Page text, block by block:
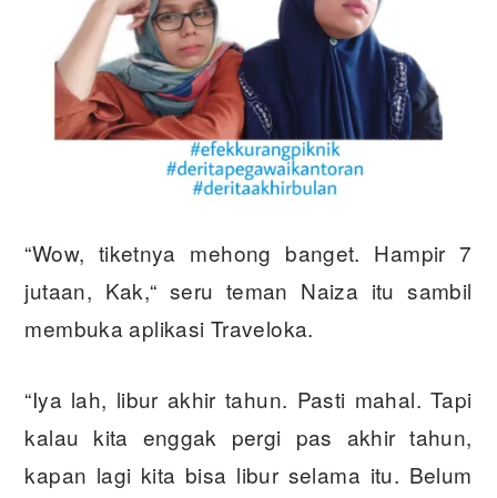
“Wow, tiketnya mehong banget. Hampir 7
jutaan, Kak,“ seru teman Naiza itu sambil
membuka aplikasi Traveloka.
“Iya lah, libur akhir tahun. Pasti mahal. Tapi
kalau kita enggak pergi pas akhir tahun,
kapan lagi kita bisa libur selama itu. Belum